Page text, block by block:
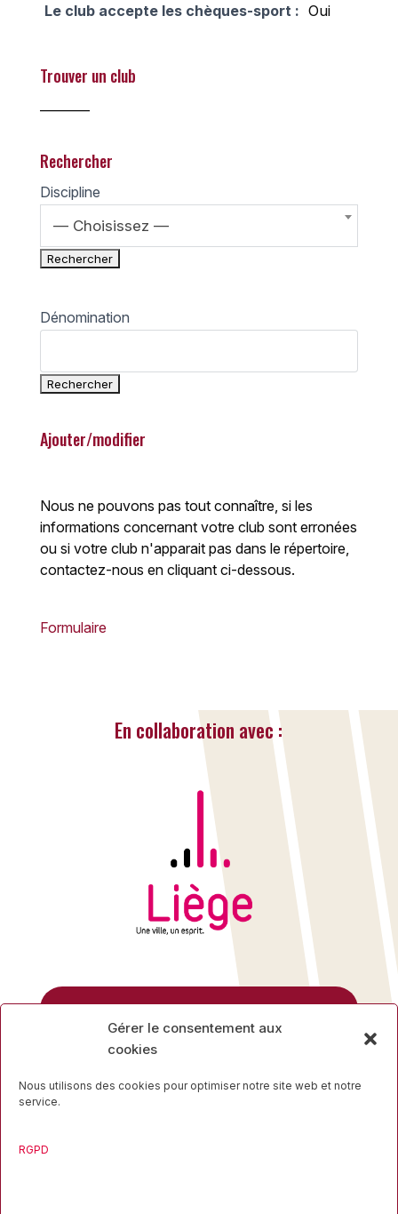
Gérer le consentement aux
cookies
Nous utilisons des cookies pour optimiser notre site web et notre
service.
RGPD
Le club accepte les chèques-sport : Oui
Trouver un club
Rechercher
Discipline
— Choisissez —
Dénomination
Ajouter/modifier
Nous ne pouvons pas tout connaître, si les
informations concernant votre club sont erronées
ou si votre club n'apparait pas dans le répertoire,
contactez-nous en cliquant ci-dessous.
Formulaire
En collaboration avec :
4000 Liège
04 223 16 34